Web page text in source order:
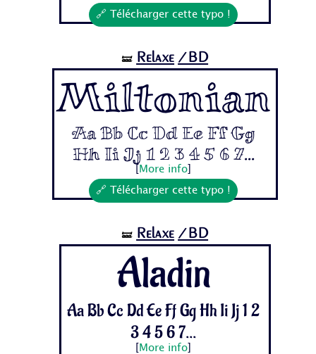
🔗 Télécharger cette typo !
🝛 Relaxe /BD
Miltonian
Aa Bb Cc Dd Ee Ff Gg
Hh Ii Jj 1 2 3 4 5 6 7...
More info
🔗 Télécharger cette typo !
🝛 Relaxe /BD
Aladin
Aa Bb Cc Dd Ee Ff Gg Hh Ii Jj 1 2
3 4 5 6 7...
More info